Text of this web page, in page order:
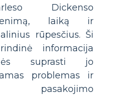
Dickenso
laiką ir
rūpesčius. Ši
informacija
suprasti jo
problemas ir
pasakojimo